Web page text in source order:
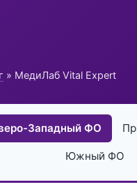
» МедиЛаб Vital Expert
Западный ФО
Южный ФО